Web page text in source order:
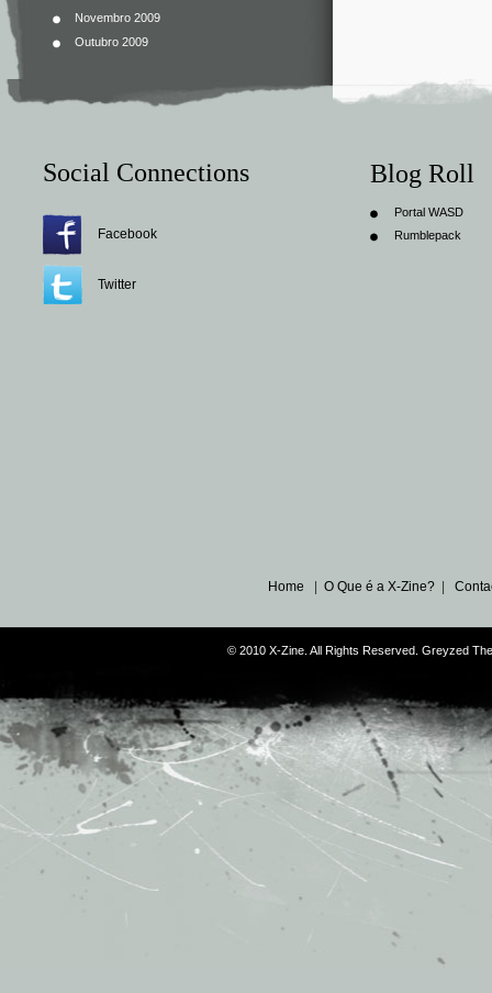
Novembro 2009
Outubro 2009
Social Connections
Facebook
Twitter
Blog Roll
Portal WASD
Rumblepack
Home O Que é a X-Zine?
© 2010 X-Zine. All Rights Reserved. Greyzed